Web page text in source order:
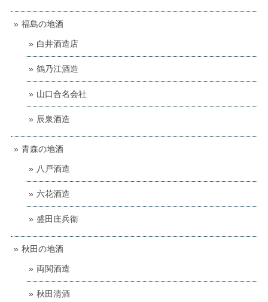
福島の地酒
白井酒造店
鶴乃江酒造
山口合名会社
辰泉酒造
青森の地酒
八戸酒造
六花酒造
盛田庄兵衛
秋田の地酒
両関酒造
秋田清酒